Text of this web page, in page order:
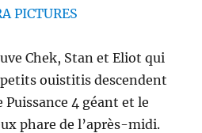
Chek, Stan et Eliot qui
ouistitis descendent
4 géant et le
phare de l’après-midi.